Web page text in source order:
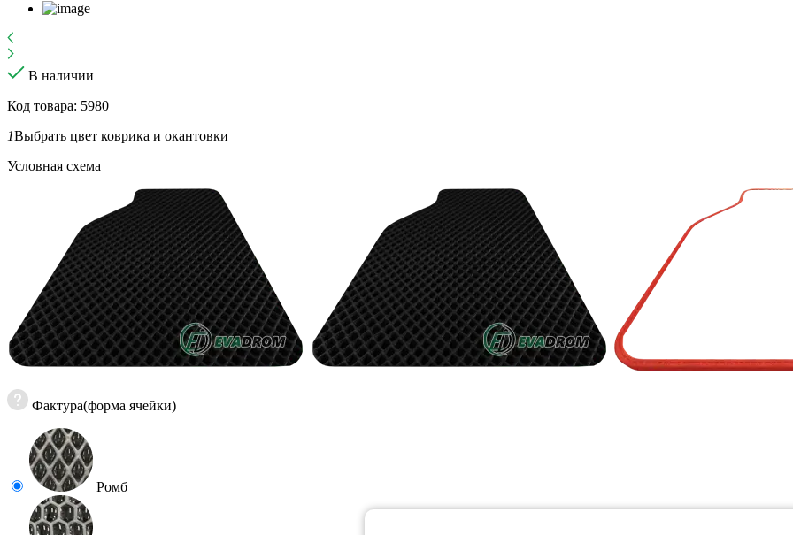
В наличии
Код товара: 5980
1Выбрать цвет коврика и окантовки
Условная схема
Фактура(форма ячейки)
Ромб